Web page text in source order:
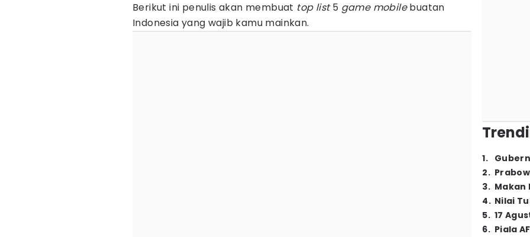
Berikut ini penulis akan membuat top list5 game mobilebuatan
Indonesia yang wajib kamu mainkan.
1.
2.
3. Makan
4. Nilai
5. 17
6. Piala